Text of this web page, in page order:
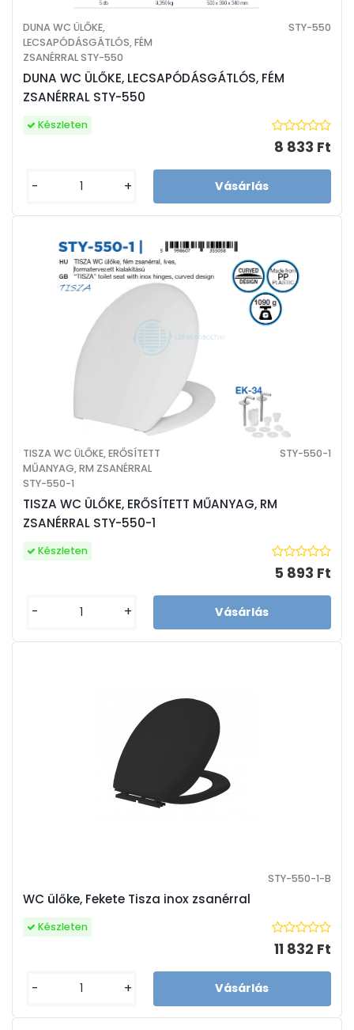
DUNA WC ÜLŐKE, LECSAPÓDÁSGÁTLÓS, FÉM
ZSANÉRRAL STY-550
DUNA WC ÜLŐKE,
LECSAPÓDÁSGÁTLÓS, FÉM
ZSANÉRRAL STY-550
STY-550
8 833 Ft
Készleten
- +
TISZA WC ÜLŐKE, ERŐSÍTETT MŰANYAG, RM
ZSANÉRRAL STY-550-1
TISZA WC ÜLŐKE, ERŐSÍTETT
MŰANYAG, RM ZSANÉRRAL
STY-550-1
STY-550-1
5 893 Ft
Készleten
- +
WC ülőke, Fekete Tisza inox zsanérral
STY-550-1-B
11 832 Ft
Készleten
- +